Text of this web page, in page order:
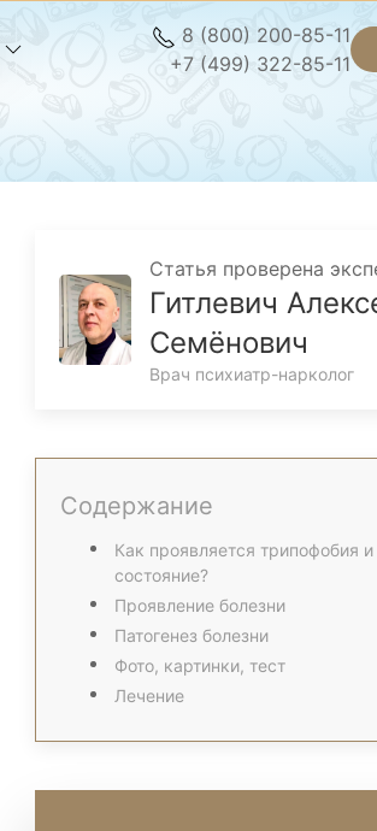
8 (800) 200-85-11
+7 (499) 322-85-11
Статья проверена
Гитлевич
Семёнович
Врач психиатр-нарколог
Содержание
Как проявляется трипофобия и
состояние?
Проявление болезни
Патогенез болезни
Фото, картинки, тест
Лечение